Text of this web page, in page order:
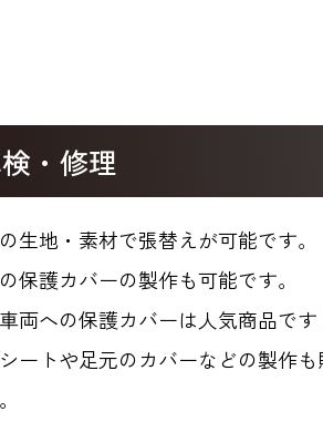
・修理
生地・素材で張替えが可能です。
保護カバーの製作も可能です。
への保護カバーは人気商品です
ートや足元のカバーなどの製作